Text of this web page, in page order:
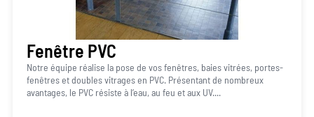
Fenêtre PVC
Notre équipe réalise la pose de vos fenêtres, baies vitrées, portes-
fenêtres et doubles vitrages en PVC. Présentant de nombreux
avantages, le PVC résiste à l’eau, au feu et aux UV....